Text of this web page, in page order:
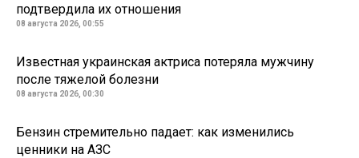
подтвердила их отношения
08 августа 2026, 00:55
Известная украинская актриса потеряла мужчину
после тяжелой болезни
08 августа 2026, 00:30
Бензин стремительно падает: как изменились
ценники на АЗС